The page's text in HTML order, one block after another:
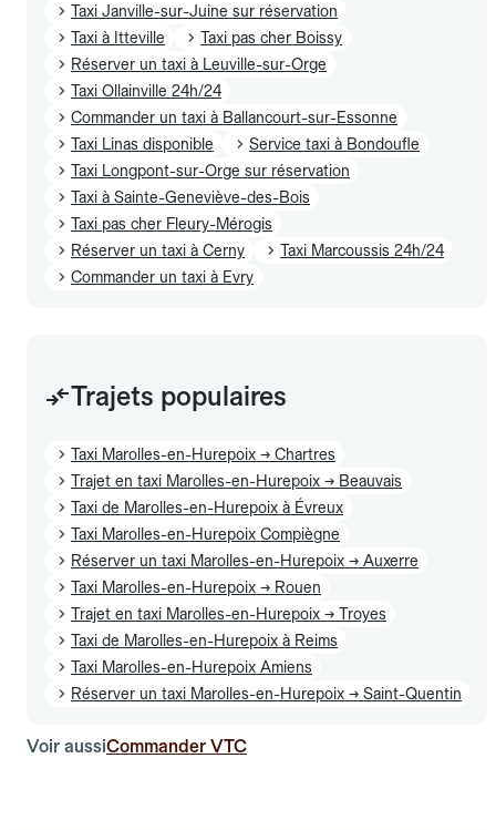
Taxi Janville-sur-Juine sur réservation
Taxi à Itteville
Taxi pas cher Boissy
Réserver un taxi à Leuville-sur-Orge
Taxi Ollainville 24h/24
Commander un taxi à Ballancourt-sur-Essonne
Taxi Linas disponible
Service taxi à Bondoufle
Taxi Longpont-sur-Orge sur réservation
Taxi à Sainte-Geneviève-des-Bois
Taxi pas cher Fleury-Mérogis
Réserver un taxi à Cerny
Taxi Marcoussis 24h/24
Commander un taxi à Evry
Trajets populaires
Taxi Marolles-en-Hurepoix → Chartres
Trajet en taxi Marolles-en-Hurepoix → Beauvais
Taxi de Marolles-en-Hurepoix à Évreux
Taxi Marolles-en-Hurepoix Compiègne
Réserver un taxi Marolles-en-Hurepoix → Auxerre
Taxi Marolles-en-Hurepoix → Rouen
Trajet en taxi Marolles-en-Hurepoix → Troyes
Taxi de Marolles-en-Hurepoix à Reims
Taxi Marolles-en-Hurepoix Amiens
Réserver un taxi Marolles-en-Hurepoix → Saint-Quentin
Voir aussiCommander VTC